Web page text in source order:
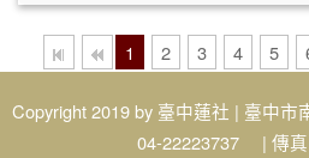
1 2 3 4 5
Copyright 2019 by 臺中蓮社 | 臺中市
04-22223737 | 傳真